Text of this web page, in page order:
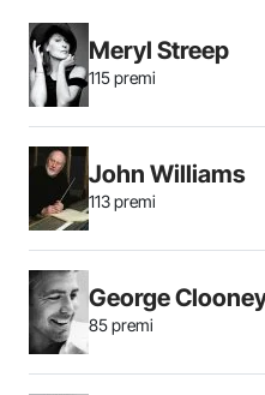
Meryl Streep
115 premi
John Williams
113 premi
George
85 premi